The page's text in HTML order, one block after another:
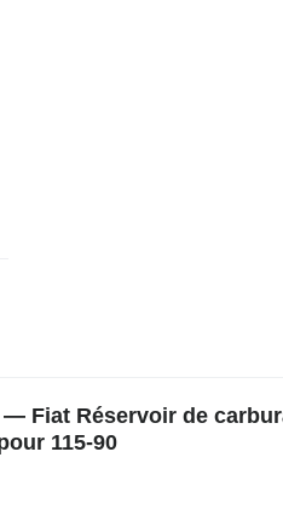
Fiat Réservoir de
115-90